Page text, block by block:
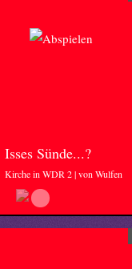
Isses Sünde...?
Kirche in WDR 2 | von Wulfen